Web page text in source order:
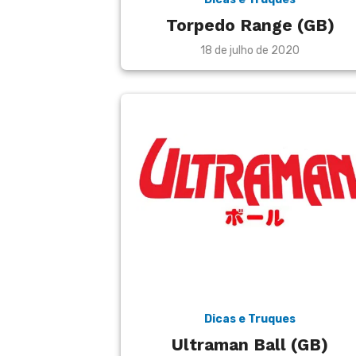
Torpedo Range (GB)
Posted
18 de julho de 2020
Dicas e Truques
Ultraman Ball (GB)